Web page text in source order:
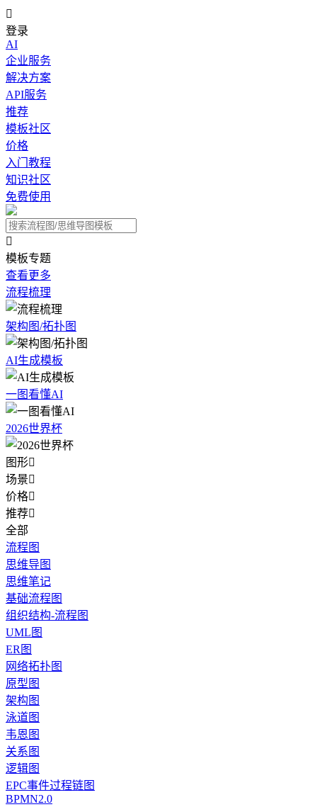

登录
AI
企业服务
解决方案
API服务
推荐
模板社区
价格
入门教程
知识社区
免费使用

模板专题
查看更多
流程梳理
架构图/拓扑图
AI生成模板
一图看懂AI
2026世界杯
图形
场景
价格
推荐
全部
流程图
思维导图
思维笔记
基础流程图
组织结构-流程图
UML图
ER图
网络拓扑图
原型图
架构图
泳道图
韦恩图
关系图
逻辑图
EPC事件过程链图
BPMN2.0